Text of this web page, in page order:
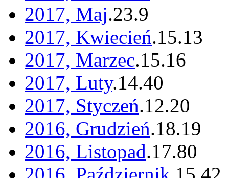
2017, Maj.23.9
2017, Kwiecień.15.13
2017, Marzec.15.16
2017, Luty.14.40
2017, Styczeń.12.20
2016, Grudzień.18.19
2016, Listopad.17.80